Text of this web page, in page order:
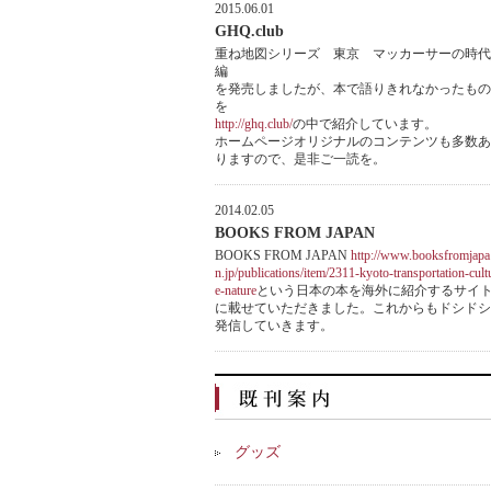
2015.06.01
GHQ.club
重ね地図シリーズ 東京 マッカーサーの時代
編
を発売しましたが、本で語りきれなかったもの
を
http://ghq.club/の中で紹介しています。
ホームページオリジナルのコンテンツも多数あ
りますので、是非ご一読を。
2014.02.05
BOOKS FROM JAPAN
BOOKS FROM JAPAN http://www.booksfromjapa
n.jp/publications/item/2311-kyoto-transportation-
e-natureという日本の本を海外に紹介するサイ
に載せていただきました。これからもドシドシ
発信していきます。
グッズ